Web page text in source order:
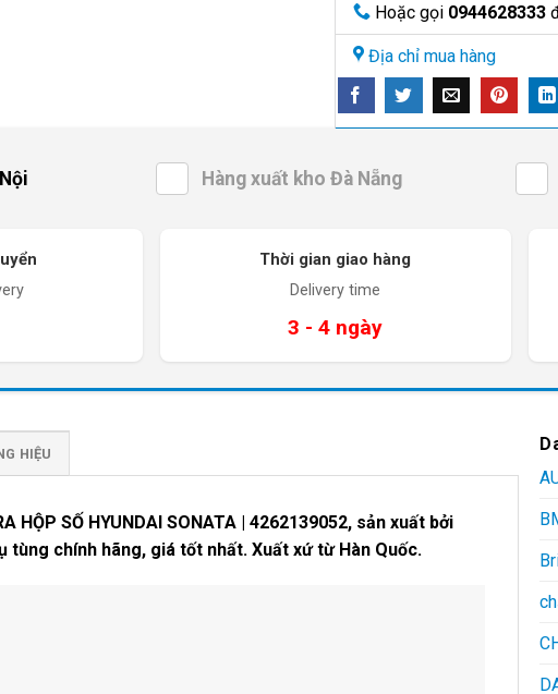
Hoặc gọi 0944628333
Địa chỉ mua hàng
Hàng xuất kho Đà Nẵng
Thời gian giao hàng
Delivery time
3 - 4 ngày
HIỆU
HỘP SỐ HYUNDAI SONATA | 4262139052, sản xuất bởi
tùng chính hãng, giá tốt nhất. Xuất xứ từ Hàn Quốc.